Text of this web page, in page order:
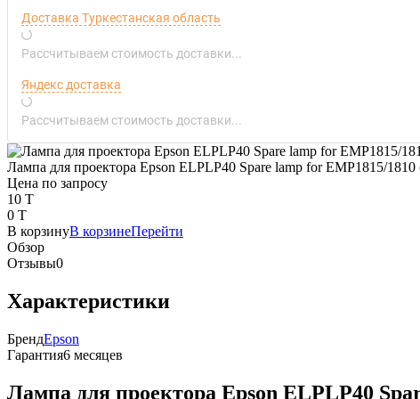
Доставка Туркестанская область
Рассчитываем стоимость доставки...
Яндекс доставка
Рассчитываем стоимость доставки...
Лампа для проектора Epson ELPLP40 Spare lamp for EMP1815/
Цена по запросу
10 T
0 T
В корзинуВ корзинеПерейти
Обзор
Отзывы0
Характеристики
БрендEpson
Гарантия6 месяцев
Лампа для проектора Epson ELPLP40